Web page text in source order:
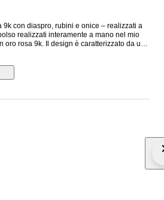
9k con diaspro, rubini e onice – realizzati a
oro rosa 9k. Il design è caratterizzato da un
opposta due barrette in onice,
dell’artigianato. Ogni paio è
Realizzati a mano nel mio laboratorio a